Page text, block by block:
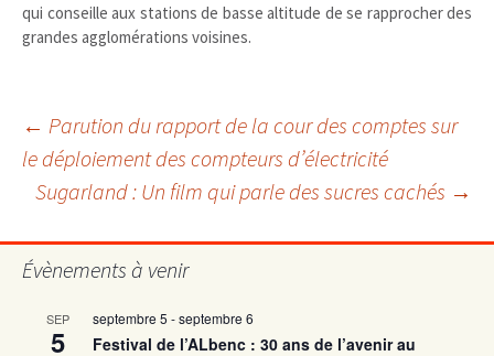
qui conseille aux stations de basse altitude de se rapprocher des
grandes agglomérations voisines.
Navigation
des
articles
← Parution du rapport de la cour des comptes sur
le déploiement des compteurs d’électricité
Sugarland : Un film qui parle des sucres cachés →
Évènements à venir
SEP
5
septembre 5 -septembre 6
Festival de l’ALbenc : 30 ans de l’avenir au